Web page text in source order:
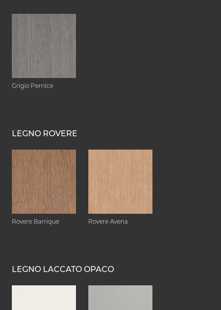
Grigio Pernice
LEGNO ROVERE
Rovere Barrique Rovere Avena
LEGNO LACCATO OPACO